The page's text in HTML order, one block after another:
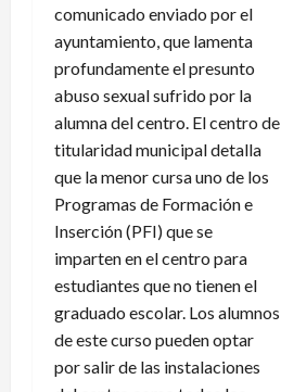
comunicado enviado por el
ayuntamiento, que lamenta
profundamente el presunto
abuso sexual sufrido por la
alumna del centro. El centro de
titularidad municipal detalla
que la menor cursa uno de los
Programas de Formación e
Inserción (PFI) que se
imparten en el centro para
estudiantes que no tienen el
graduado escolar. Los alumnos
de este curso pueden optar
por salir de las instalaciones